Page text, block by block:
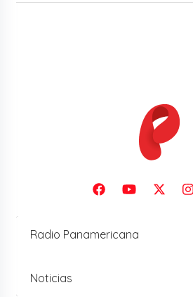
Radio Panamericana
Noticias